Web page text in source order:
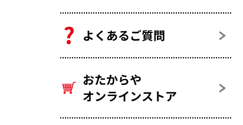
よくあるご質問
おたからや
オンラインストア